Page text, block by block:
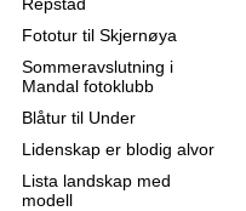
Fototur til Skjernøya
Sommeravslutning i
Mandal fotoklubb
Blåtur til Under
Lidenskap er blodig alvor
Lista landskap med
modell